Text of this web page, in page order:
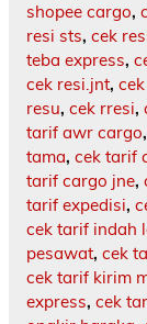
shopee cargo,
resi sts, cek
teba express,
cek resi.jnt,
resu, cek rresi,
tarif awr cargo,
tama, cek tarif
tarif cargo jne,
tarif expedisi,
cek tarif indah
pesawat, cek
cek tarif kirim
express, cek